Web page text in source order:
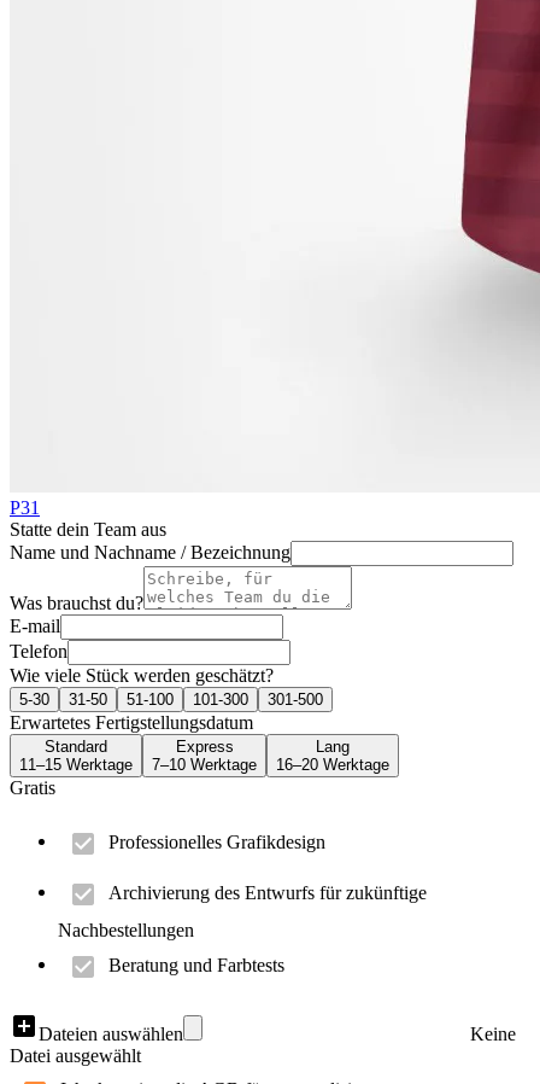
P31
Statte dein Team aus
Name und Nachname / Bezeichnung
Was brauchst du?
E-mail
Telefon
Wie viele Stück werden geschätzt?
5-30 31-50 51-100 101-300 301-500
Erwartetes Fertigstellungsdatum
Standard
11–15 Werktage
Express
7–10 Werktage
Lang
16–20 Werktage
Gratis
Professionelles Grafikdesign
Archivierung des Entwurfs für zukünftige
Nachbestellungen
Beratung und Farbtests
Dateien auswählen
Keine
Datei ausgewählt